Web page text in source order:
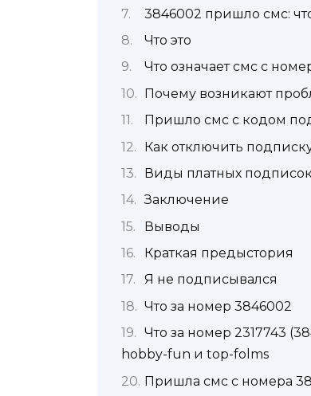
3846002 пришло смс:
Что это
Что означает смс с
Почему возникают
Пришло смс с кодом
Как отключить
Виды платных подписок
Заключение
Выводы
Краткая предыстория
Я не подписывался
Что за номер 3846002
Что за номер 2317743
hobby-fun и top-folms
Пришла смс с номера